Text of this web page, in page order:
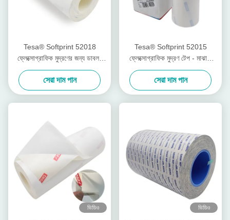
Tesa® Softprint 52018
ফ্লেক্সোগ্রাফিক মুদ্রণের জন্য ডাবল-
পার্শ্বযুক্ত টেপ - অতিরিক্ত নরম
সেরা দাম পান
Tesa® Softprint 52015
ফ্লেক্সোগ্রাফিক মুদ্রণ টেপ - মাঝারি
কঠিন
সেরা দাম পান
ভিডিও ভিডিও